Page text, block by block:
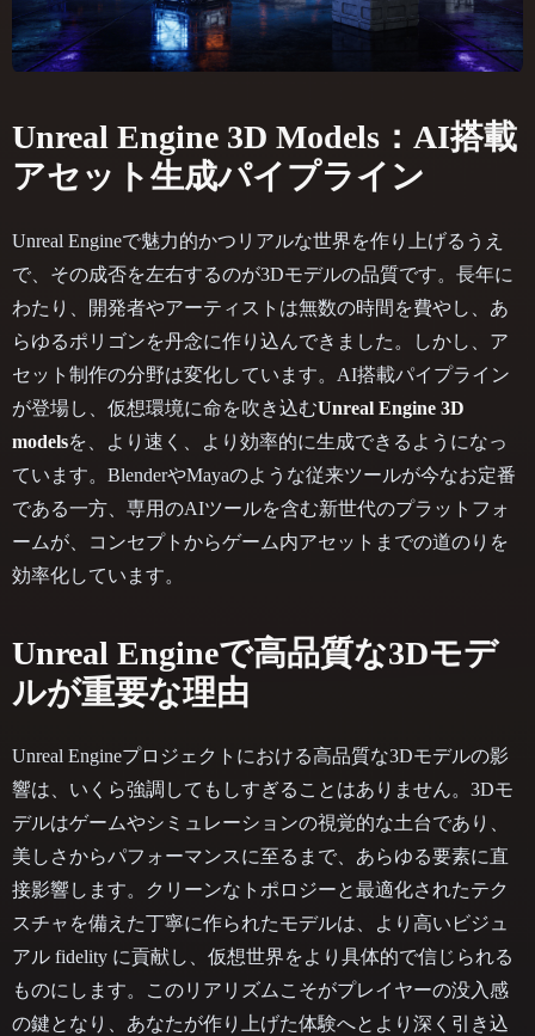
Unreal Engine 3D Models：AI搭載
アセット生成パイプライン
Unreal Engineで魅力的かつリアルな世界を作り上げるうえ
で、その成否を左右するのが3Dモデルの品質です。長年に
わたり、開発者やアーティストは無数の時間を費やし、あ
らゆるポリゴンを丹念に作り込んできました。しかし、ア
セット制作の分野は変化しています。AI搭載パイプライン
が登場し、仮想環境に命を吹き込むUnreal Engine 3D
modelsを、より速く、より効率的に生成できるようになっ
ています。BlenderやMayaのような従来ツールが今なお定番
である一方、専用のAIツールを含む新世代のプラットフォ
ームが、コンセプトからゲーム内アセットまでの道のりを
効率化しています。
Unreal Engineで高品質な3Dモデ
ルが重要な理由
Unreal Engineプロジェクトにおける高品質な3Dモデルの影
響は、いくら強調してもしすぎることはありません。3Dモ
デルはゲームやシミュレーションの視覚的な土台であり、
美しさからパフォーマンスに至るまで、あらゆる要素に直
接影響します。クリーンなトポロジーと最適化されたテク
スチャを備えた丁寧に作られたモデルは、より高いビジュ
アル fidelity に貢献し、仮想世界をより具体的で信じられる
ものにします。このリアリズムこそがプレイヤーの没入感
の鍵となり、あなたが作り上げた体験へとより深く引き込